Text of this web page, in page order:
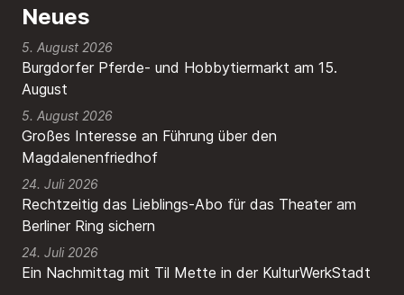
Neues
Burgdorfer Pferde- und Hobbytiermarkt am 15.
August
5. August 2026
Großes Interesse an Führung über den
Magdalenenfriedhof
5. August 2026
Rechtzeitig das Lieblings-Abo für das Theater am
Berliner Ring sichern
24. Juli 2026
Ein Nachmittag mit Til Mette in der KulturWerkStadt
24. Juli 2026